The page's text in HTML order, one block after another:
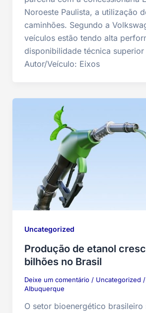
Noroeste Paulista, a utilização
caminhões. Segundo a
veículos estão tendo alta
disponibilidade técnica
Autor/Veículo: Eixos
Uncategorized
Produção de etanol
bilhões no Brasil
Deixe um comentário / Uncategorized /
Albuquerque
O setor bioenergético brasileiro